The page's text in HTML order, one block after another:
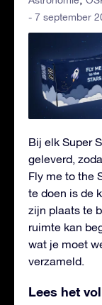
- 7 september
Bij elk Super
geleverd,
Fly me to the
te doen is de
zijn plaats te
ruimte kan
wat je moet
verzameld.
Lees het